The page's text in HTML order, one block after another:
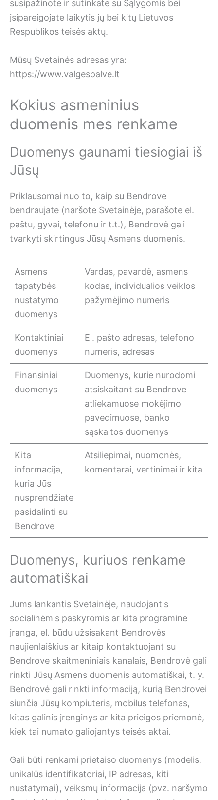
susipažinote ir sutinkate su Sąlygomis bei
įsipareigojate laikytis jų bei kitų Lietuvos
Respublikos teisės aktų.
Mūsų Svetainės adresas yra:
https://www.valgespalve.lt
Kokius asmeninius
duomenis mes renkame
Duomenys gaunami tiesiogiai iš
Jūsų
Priklausomai nuo to, kaip su Bendrove
bendraujate (naršote Svetainėje, parašote el.
paštu, gyvai, telefonu ir t.t.), Bendrovė gali
tvarkyti skirtingus Jūsų Asmens duomenis.
Asmens
tapatybės
nustatymo
duomenys
Vardas, pavardė, asmens
kodas, individualios veiklos
pažymėjimo numeris
Kontaktiniai
duomenys
El. pašto adresas, telefono
numeris, adresas
Finansiniai
duomenys
Duomenys, kurie nurodomi
atsiskaitant su Bendrove
atliekamuose mokėjimo
pavedimuose, banko
sąskaitos duomenys
Kita
informacija,
kuria Jūs
nusprendžiate
pasidalinti su
Bendrove
Atsiliepimai, nuomonės,
komentarai, vertinimai ir kita
Duomenys, kuriuos renkame
automatiškai
Jums lankantis Svetainėje, naudojantis
socialinėmis paskyromis ar kita programine
įranga, el. būdu užsisakant Bendrovės
naujienlaiškius ar kitaip kontaktuojant su
Bendrove skaitmeniniais kanalais, Bendrovė gali
rinkti Jūsų Asmens duomenis automatiškai, t. y.
Bendrovė gali rinkti informaciją, kurią Bendrovei
siunčia Jūsų kompiuteris, mobilus telefonas,
kitas galinis įrenginys ar kita prieigos priemonė,
kiek tai numato galiojantys teisės aktai.
Gali būti renkami prietaiso duomenys (modelis,
unikalūs identifikatoriai, IP adresas, kiti
nustatymai), veiksmų informacija (pvz. naršymo